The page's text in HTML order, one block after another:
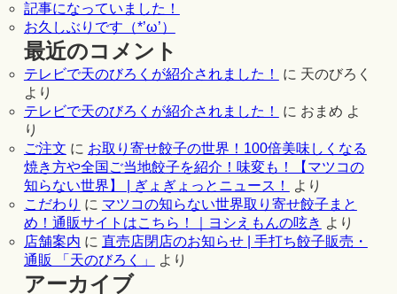
記事になっていました！
お久しぶりです（*’ω’）
最近のコメント
テレビで天のびろくが紹介されました！ に 天のびろく
より
テレビで天のびろくが紹介されました！
に おまめ よ
り
ご注文 に お取り寄せ餃子の世界！100倍美味しくなる
焼き方や全国ご当地餃子を紹介！味変も！【マツコの
知らない世界】 | ぎょぎょっとニュース！
より
こだわり に マツコの知らない世界取り寄せ餃子まと
め！通販サイトはこちら！｜ヨシえもんの呟き より
店舗案内 に 直売店閉店のお知らせ | 手打ち餃子販売・
通販 「天のびろく」
より
アーカイブ